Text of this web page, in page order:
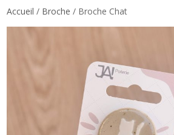
Accueil / Broche / Broche Chat